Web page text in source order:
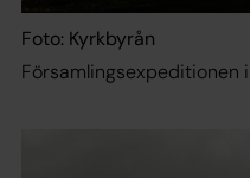
Foto: Kyrkbyrån
Församlingsexpeditionen